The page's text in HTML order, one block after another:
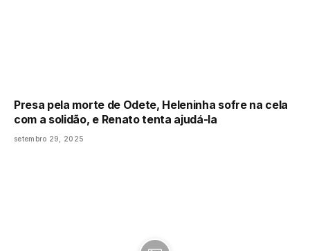
Presa pela morte de Odete, Heleninha sofre na cela
com a solidão, e Renato tenta ajudá-la
setembro 29, 2025